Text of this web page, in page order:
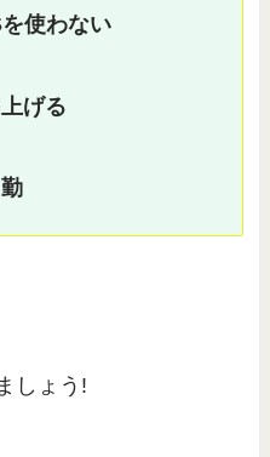
使わない
げる
しょう!